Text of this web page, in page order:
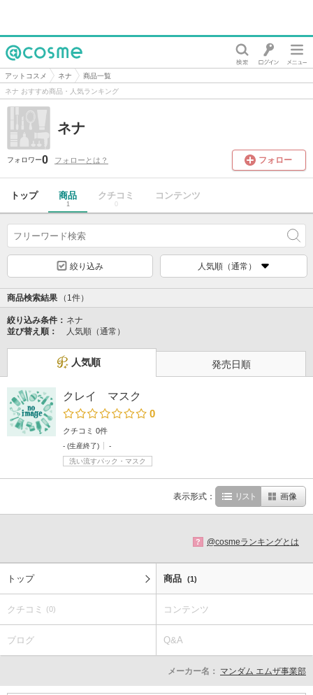
@cosme
アットコスメ ネナ
商品一覧
ネナ おすすめ商品・人気ランキング
ネナ
フォロワー0 フォローとは？ フォロー
トップ 商品
1
クチコミ
0
コンテンツ
絞り込み 人気順（通常）
商品検索結果 （1件）
絞り込み条件： ネナ
並び替え順：
人気順（通常）
人気順 発売日順
クレイ マスク
0
クチコミ 0件
- (生産終了)
-
洗い流すパック・マスク
表示形式： リスト 画像
? @cosmeランキングとは
トップ 商品 (1)
クチコミ (0) コンテンツ
ブログ Q&A
メーカー名： マンダム エムザ事業部